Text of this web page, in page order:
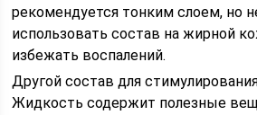
рекомендуется тонким слоем, но
использовать состав на жирной
избежать воспалений.
Другой состав для
Жидкость содержит полезные